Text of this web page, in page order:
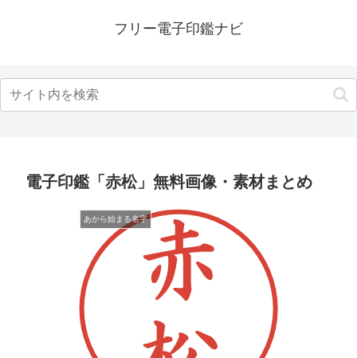
フリー電子印鑑ナビ
電子印鑑「赤松」無料画像・素材まとめ
あから始まる名字